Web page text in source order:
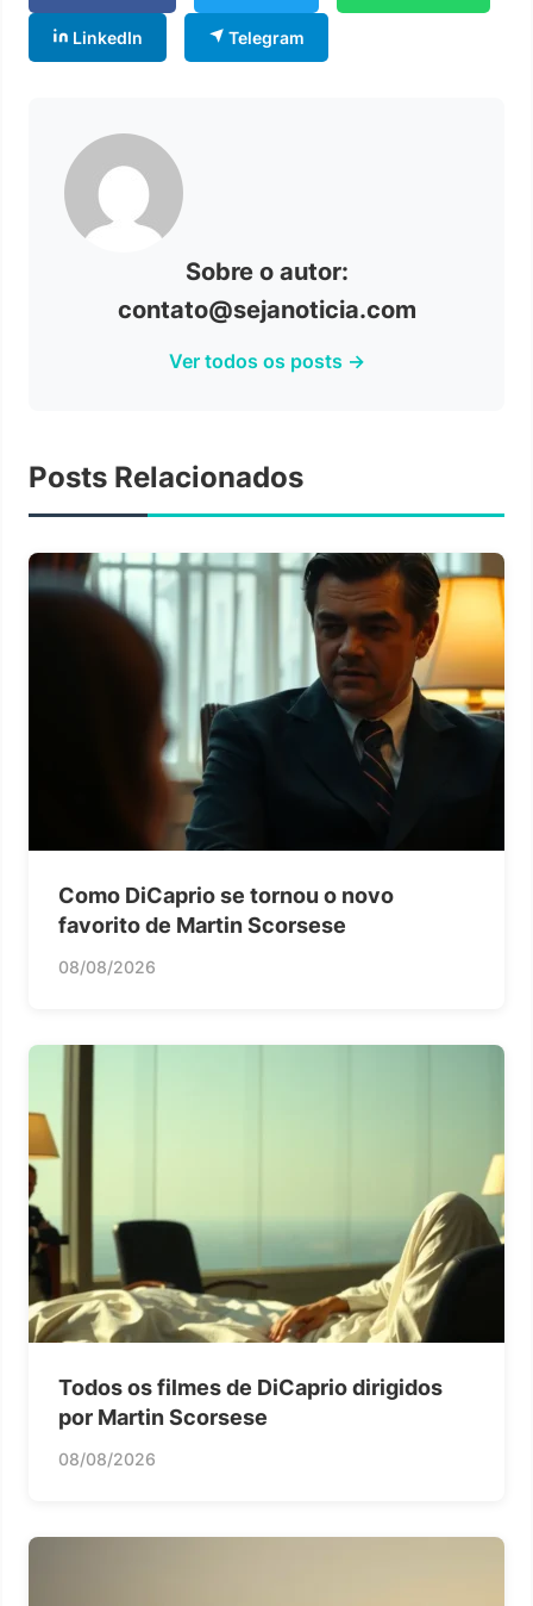
LinkedIn Telegram
Sobre o autor:
contato@sejanoticia.com
Ver todos os posts →
Posts Relacionados
Como DiCaprio se tornou o novo
favorito de Martin Scorsese
08/08/2026
Todos os filmes de DiCaprio dirigidos
por Martin Scorsese
08/08/2026